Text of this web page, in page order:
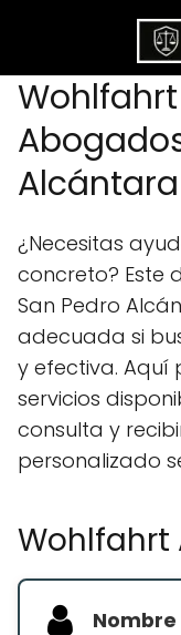
Alcántara
¿Necesitas
concreto? Este
San Pedro
adecuada si
y efectiva. Aquí
servicios
consulta y
personalizado
Wohlfahrt
Nombre